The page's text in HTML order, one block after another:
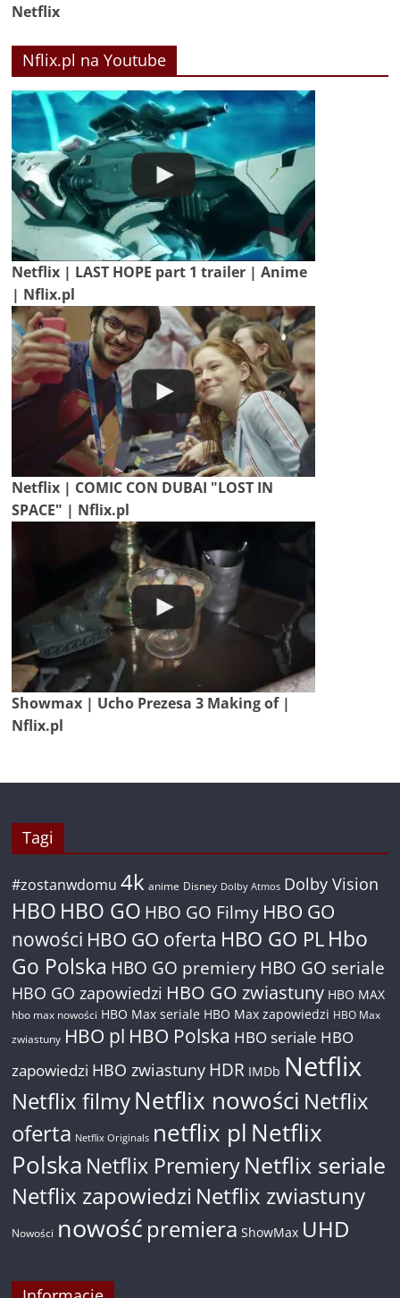
Netflix
Nflix.pl na Youtube
Netflix | LAST HOPE part 1 trailer | Anime
| Nflix.pl
Netflix | COMIC CON DUBAI "LOST IN
SPACE" | Nflix.pl
Showmax | Ucho Prezesa 3 Making of |
Nflix.pl
Tagi
#zostanwdomu 4k anime Disney Dolby Atmos Dolby Vision
HBO HBO GO HBO GO Filmy HBO GO
nowości HBO GO oferta HBO GO PL Hbo
Go Polska HBO GO premiery HBO GO seriale
HBO GO zapowiedzi HBO GO zwiastuny HBO MAX
hbo max nowości HBO Max seriale HBO Max zapowiedzi HBO Max
zwiastuny HBO pl HBO Polska HBO seriale HBO
zapowiedzi HBO zwiastuny HDR IMDb Netflix
Netflix filmyNetflix nowości Netflix
oferta Netflix Originals netflix pl Netflix
Polska Netflix PremieryNetflix seriale
Netflix zapowiedzi Netflix zwiastuny
Nowości nowość premiera ShowMax UHD